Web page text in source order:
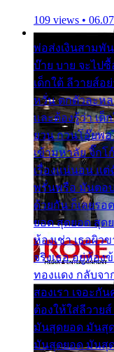
109 views •
พ่อส่งเงินสามพั
บ๊าย บาย จะไปซื้
เด็กใต้ ลีวายส์อ
หวั่น ตกตัวละห
และต้องรู้ว่า เด็
ยวน กวนโอ๊ยพอ
เข้ามหาลัย จิ๊ก
เรื่องแน่นอน แ
พรั่นพรือ มันตอบ
ด้วยกัน ก็เลยร
ยอด สุดยอด สุด
ห้องเช่า เธอผิว
จริงเธอ อยู่ห้อง
ทองแดง กลับจ
สองเรา เจอะกั
ต้องให้ใส่ลีวาย
มันสุดยอด มันสุ
มันสุดยอด มันสุ